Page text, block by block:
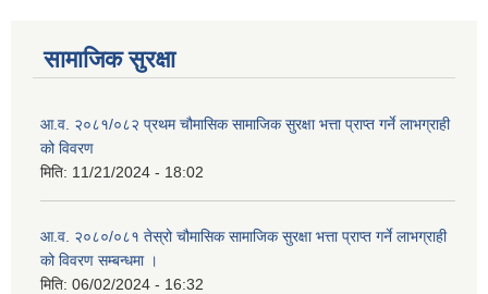
सामाजिक सुरक्षा
आ.व. २०८१/०८२ प्रथम चौमासिक सामाजिक सुरक्षा भत्ता प्राप्त गर्ने लाभग्राही
को विवरण
मिति: 11/21/2024 - 18:02
आ.व. २०८०/०८१ तेस्रो चौमासिक सामाजिक सुरक्षा भत्ता प्राप्त गर्ने लाभग्राही
को विवरण सम्बन्धमा ।
मिति: 06/02/2024 - 16:32